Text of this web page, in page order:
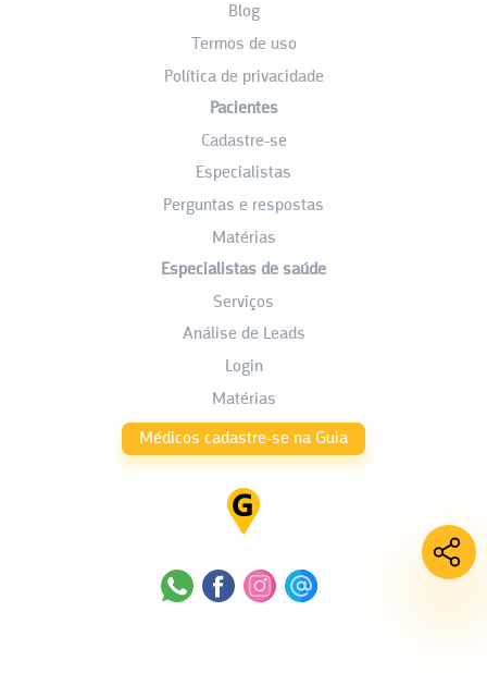
Blog
Termos de uso
Política de privacidade
Pacientes
Cadastre-se
Especialistas
Perguntas e respostas
Matérias
Especialistas de saúde
Serviços
Análise de Leads
Login
Matérias
Médicos cadastre-se na Guia